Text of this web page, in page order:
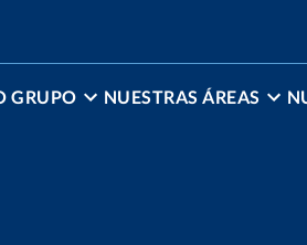
GRUPO NUESTRAS ÁREAS